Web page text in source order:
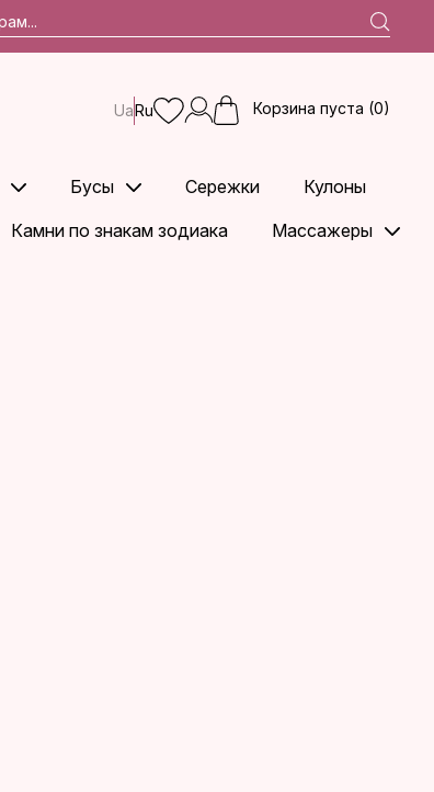
UaRu Корзина пуста (0)
Бусы Сережки
Кулоны
Камни по знакам зодиака
Массажеры